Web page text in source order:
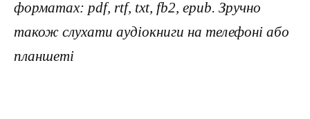
форматах: pdf, rtf, txt, fb2, epub. Зручно
також слухати аудіокниги на телефоні або
планшеті